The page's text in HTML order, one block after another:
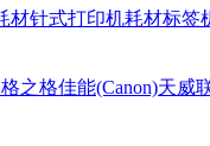
材针式打印机耗材标签
格之格佳能(Canon)天威